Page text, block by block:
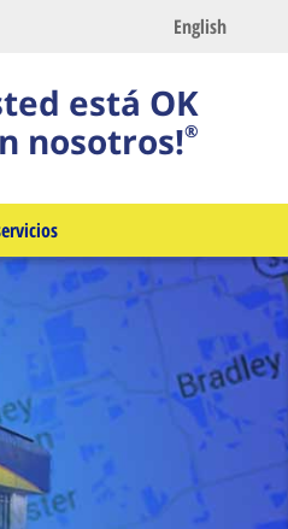
English
está OK
nosotros!®